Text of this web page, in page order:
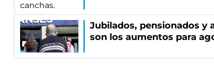
Jubilados, pensionados y
son los aumentos para